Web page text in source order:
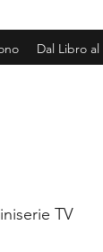
Dal Libro al
TV